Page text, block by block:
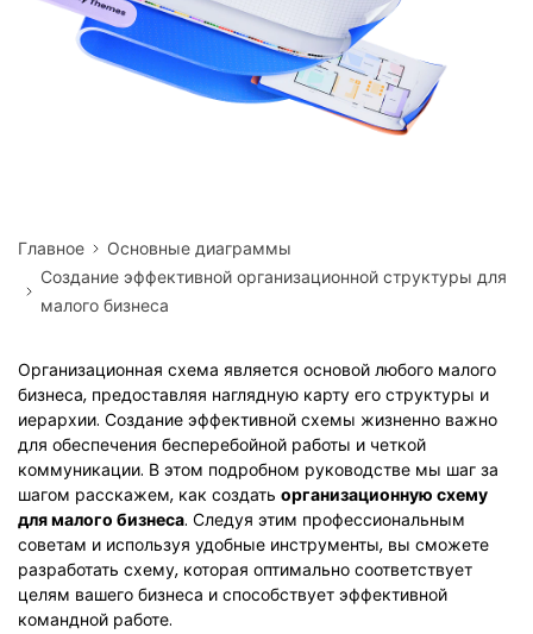
Главное
Основные диаграммы
Создание эффективной организационной структуры для
малого бизнеса
Организационная схема является основой любого малого
бизнеса, предоставляя наглядную карту его структуры и
иерархии. Создание эффективной схемы жизненно важно
для обеспечения бесперебойной работы и четкой
коммуникации. В этом подробном руководстве мы шаг за
шагом расскажем, как создать организационную схему
для малого бизнеса. Следуя этим профессиональным
советам и используя удобные инструменты, вы сможете
разработать схему, которая оптимально соответствует
целям вашего бизнеса и способствует эффективной
командной работе.